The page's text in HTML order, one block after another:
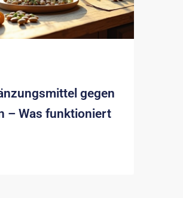
gegen
– Was funktioniert